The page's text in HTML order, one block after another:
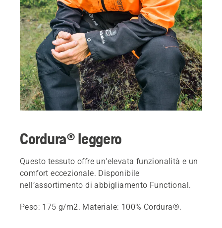
Cordura® leggero
Questo tessuto offre un'elevata funzionalità e un
comfort eccezionale. Disponibile
nell’assortimento di abbigliamento Functional.
Peso: 175 g/m2. Materiale: 100% Cordura®.